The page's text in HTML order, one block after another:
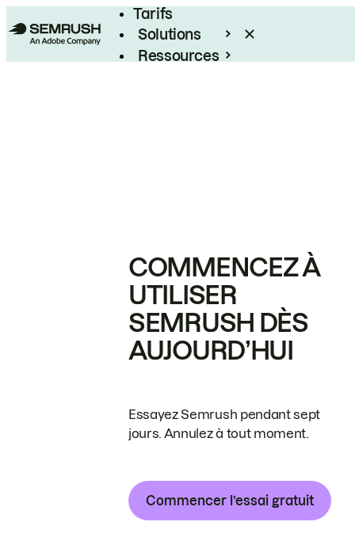
Tarifs
Solutions
Ressources
COMMENCEZ À
UTILISER
SEMRUSH DÈS
AUJOURD’HUI
Essayez Semrush pendant sept
jours. Annulez à tout moment.
Commencer l’essai gratuit